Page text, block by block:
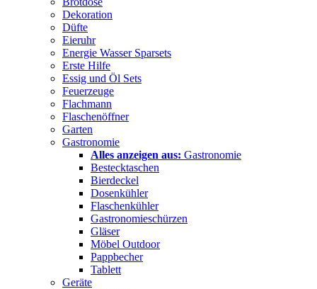
Dekoration
Düfte
Eieruhr
Energie Wasser Sparsets
Erste Hilfe
Essig und Öl Sets
Feuerzeuge
Flachmann
Flaschenöffner
Garten
Gastronomie
Alles anzeigen aus: Gastronomie
Bestecktaschen
Bierdeckel
Dosenkühler
Flaschenkühler
Gastronomieschürzen
Gläser
Möbel Outdoor
Pappbecher
Tablett
Geräte